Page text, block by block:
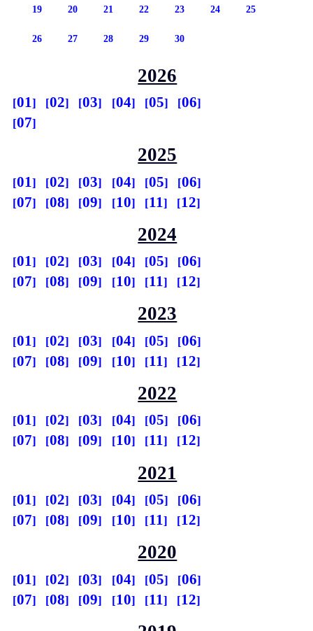
19 20 21 22 23 24 25
26 27 28 29 30
2026
01 02 03 04 05
06
07
2025
01 02 03 04 05
06
07
08 09 10 11 12
2024
01 02 03 04 05
06
07
08 09 10 11 12
2023
01 02 03 04 05
06
07
08 09 10 11 12
2022
01 02 03 04 05
06
07
08 09 10 11 12
2021
01 02 03 04 05
06
07
08 09 10 11 12
2020
01 02 03 04 05
06
07
08 09 10 11 12